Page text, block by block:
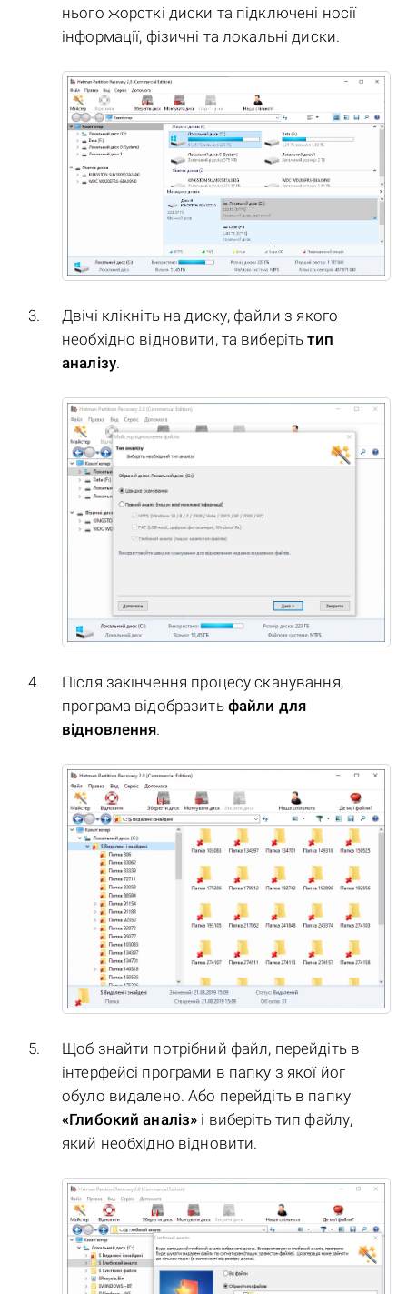
нього жорсткі диски та підключені носії
інформації, фізичні та локальні диски.
Двічі клікніть на диску, файли з якого
необхідно відновити, та виберітьтип
аналізу.
Після закінчення процесу сканування,
програма відобразить файли для
відновлення.
Щоб знайти потрібний файл, перейдіть в
інтерфейсі програми в папку з якої йог
обуло видалено. Або перейдіть в папку
«Глибокий аналіз» і виберіть тип файлу,
який необхідно відновити.